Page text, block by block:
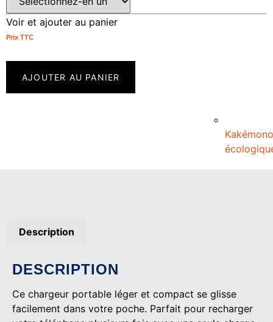
Kakémono
Voir et ajouter au panier
Prix ​​TTC
AJOUTER AU PANIER
Description
DESCRIPTION
Ce chargeur portable léger et compact se glisse
facilement dans votre poche. Parfait pour recharger